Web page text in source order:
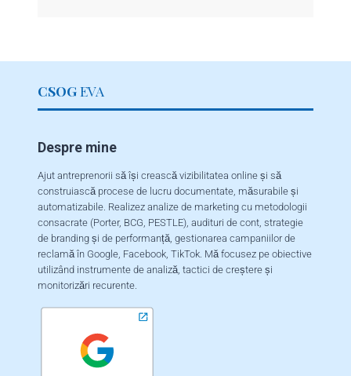
CSOGEVA
Despre mine
Ajut antreprenorii să își crească vizibilitatea online și să
construiască procese de lucru documentate, măsurabile și
automatizabile. Realizez analize de marketing cu metodologii
consacrate (Porter, BCG, PESTLE), audituri de cont, strategie
de branding și de performanță, gestionarea campaniilor de
reclamă în Google, Facebook, TikTok. Mă focusez pe obiective
utilizând instrumente de analiză, tactici de creștere și
monitorizări recurente.